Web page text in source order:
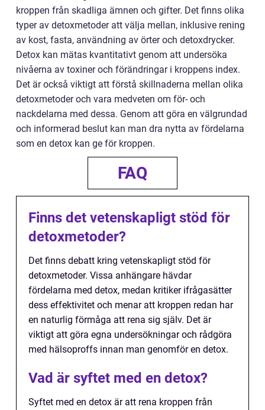
kroppen från skadliga ämnen och gifter. Det finns olika
typer av detoxmetoder att välja mellan, inklusive rening
av kost, fasta, användning av örter och detoxdrycker.
Detox kan mätas kvantitativt genom att undersöka
nivåerna av toxiner och förändringar i kroppens index.
Det är också viktigt att förstå skillnaderna mellan olika
detoxmetoder och vara medveten om för- och
nackdelarna med dessa. Genom att göra en välgrundad
och informerad beslut kan man dra nytta av fördelarna
som en detox kan ge för kroppen.
FAQ
Finns det vetenskapligt stöd för
detoxmetoder?
Det finns debatt kring vetenskapligt stöd för
detoxmetoder. Vissa anhängare hävdar
fördelarna med detox, medan kritiker ifrågasätter
dess effektivitet och menar att kroppen redan har
en naturlig förmåga att rena sig själv. Det är
viktigt att göra egna undersökningar och rådgöra
med hälsoproffs innan man genomför en detox.
Vad är syftet med en detox?
Syftet med en detox är att rena kroppen från